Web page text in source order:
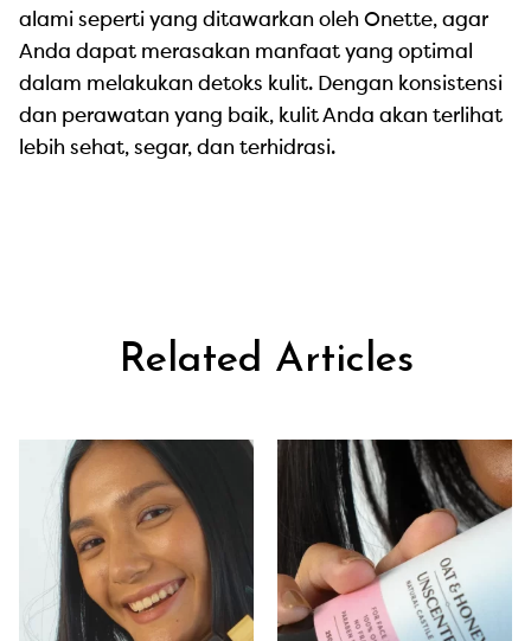
alami seperti yang ditawarkan oleh Onette, agar
Anda dapat merasakan manfaat yang optimal
dalam melakukan detoks kulit. Dengan konsistensi
dan perawatan yang baik, kulit Anda akan terlihat
lebih sehat, segar, dan terhidrasi.
Related Articles